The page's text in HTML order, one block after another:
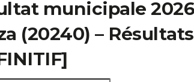
municipale
(20240) –